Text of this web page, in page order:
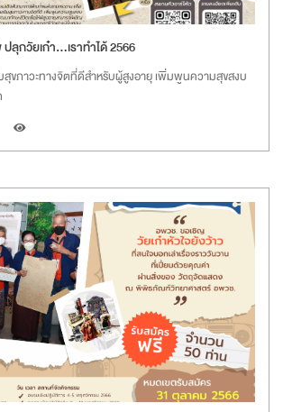
ลุกวัยเก๋า...เราทำได้ 2566
สุขภาวะทางจิตที่ดีสำหรับผู้สูงอายุ เพิ่มพูนความสุขสงบ